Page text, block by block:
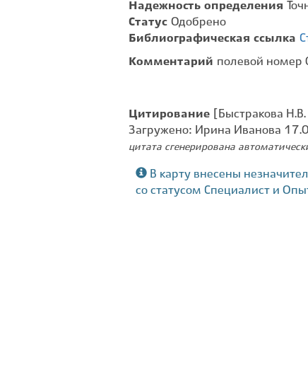
Надежность определения
Статус Одобрено
Библиографическая ссылка
Комментарий полевой номер
Цитирование [Быстракова
Загружено: Ирина Иванова
цитата сгенерирована
В карту внесены
со статусом Специалист и